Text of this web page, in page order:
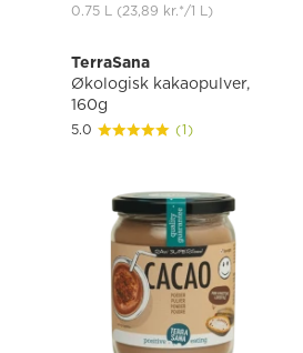
0.75 L (23,89 kr.*/1 L)
TerraSana
Økologisk kakaopulver,
160g
5.0 (1)